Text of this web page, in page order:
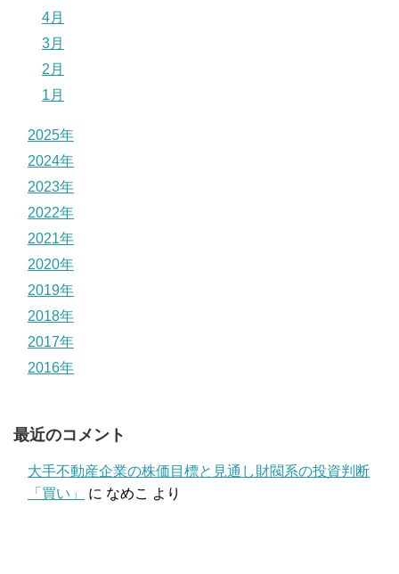
4月
3月
2月
1月
2025年
2024年
2023年
2022年
2021年
2020年
2019年
2018年
2017年
2016年
最近のコメント
大手不動産企業の株価目標と見通し財閥系の投資判断
「買い」
に なめこ より